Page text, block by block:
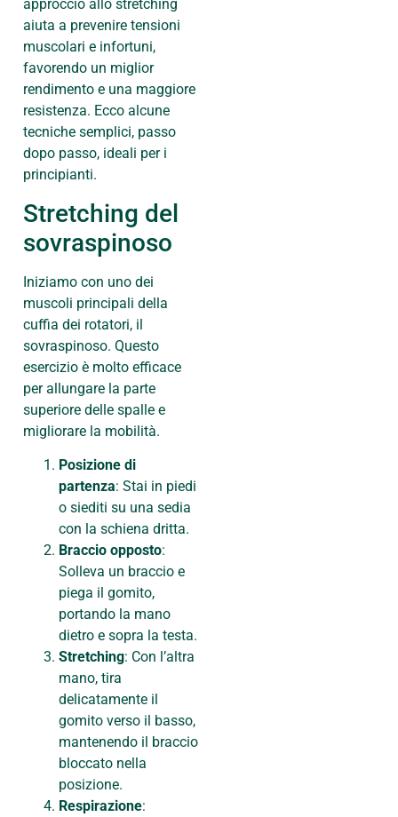
approccio allo stretching
aiuta a prevenire tensioni
muscolari e infortuni,
favorendo un miglior
rendimento e una maggiore
resistenza. Ecco alcune
tecniche semplici, passo
dopo passo, ideali per i
principianti.
Stretching del
sovraspinoso
Iniziamo con uno dei
muscoli principali della
cuffia dei rotatori, il
sovraspinoso. Questo
esercizio è molto efficace
per allungare la parte
superiore delle spalle e
migliorare la mobilità.
Posizione di
partenza: Stai in piedi
o siediti su una sedia
con la schiena dritta.
Braccio opposto:
Solleva un braccio e
piega il gomito,
portando la mano
dietro e sopra la testa.
Stretching: Con l’altra
mano, tira
delicatamente il
gomito verso il basso,
mantenendo il braccio
bloccato nella
posizione.
Respirazione: